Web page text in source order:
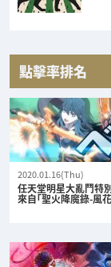
點擊率排名
2020.01.16(Thu)
任天堂明星大亂鬥特
來自「聖火降魔錄-風